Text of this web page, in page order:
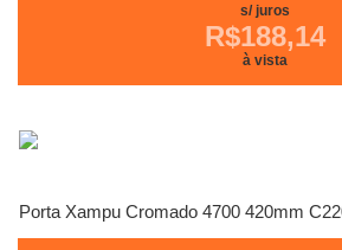
s/ juros
R$188,14
à vista
Porta Xampu Cromado 4700 420mm